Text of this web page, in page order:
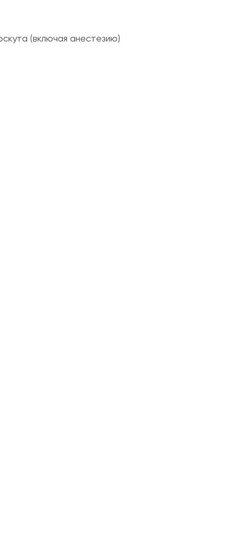
(включая анестезию)